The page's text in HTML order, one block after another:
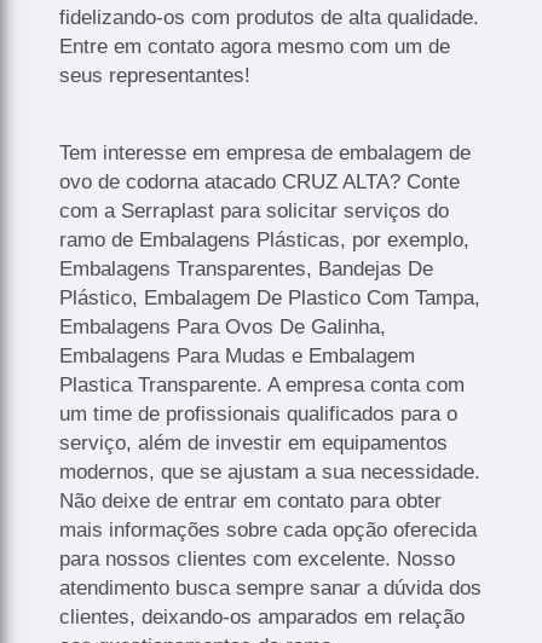
fidelizando-os com produtos de alta qualidade.
Entre em contato agora mesmo com um de
seus representantes!
Tem interesse em empresa de embalagem de
ovo de codorna atacado CRUZ ALTA? Conte
com a Serraplast para solicitar serviços do
ramo de Embalagens Plásticas, por exemplo,
Embalagens Transparentes, Bandejas De
Plástico, Embalagem De Plastico Com Tampa,
Embalagens Para Ovos De Galinha,
Embalagens Para Mudas e Embalagem
Plastica Transparente. A empresa conta com
um time de profissionais qualificados para o
serviço, além de investir em equipamentos
modernos, que se ajustam a sua necessidade.
Não deixe de entrar em contato para obter
mais informações sobre cada opção oferecida
para nossos clientes com excelente. Nosso
atendimento busca sempre sanar a dúvida dos
clientes, deixando-os amparados em relação